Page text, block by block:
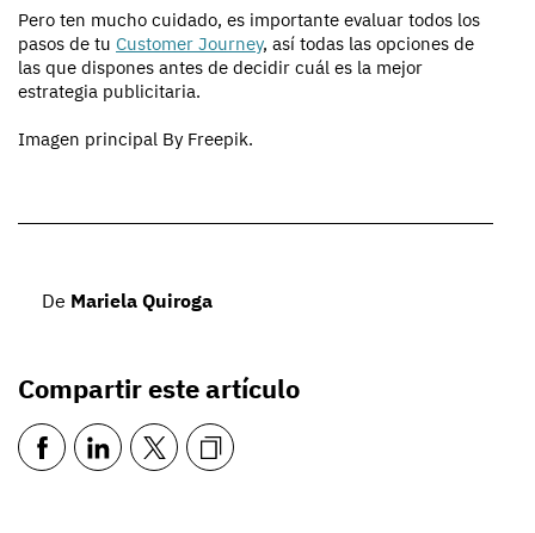
Pero ten mucho cuidado, es importante evaluar todos los
pasos de tu Customer Journey, así todas las opciones de
las que dispones antes de decidir cuál es la mejor
estrategia publicitaria.
Imagen principal By Freepik.
De Mariela Quiroga
Compartir este artículo